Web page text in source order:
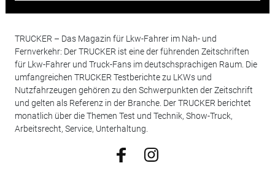
TRUCKER – Das Magazin für Lkw-Fahrer im Nah- und
Fernverkehr: Der TRUCKER ist eine der führenden Zeitschriften
für Lkw-Fahrer und Truck-Fans im deutschsprachigen Raum. Die
umfangreichen TRUCKER Testberichte zu LKWs und
Nutzfahrzeugen gehören zu den Schwerpunkten der Zeitschrift
und gelten als Referenz in der Branche. Der TRUCKER berichtet
monatlich über die Themen Test und Technik, Show-Truck,
Arbeitsrecht, Service, Unterhaltung.